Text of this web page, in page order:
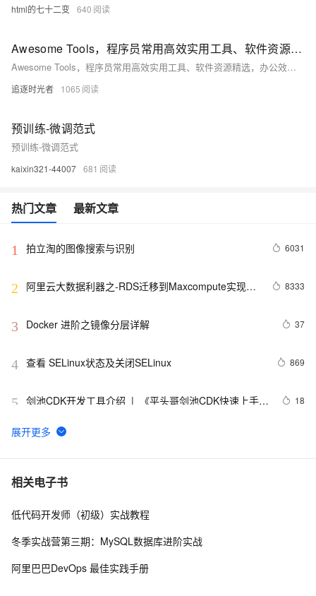
html的七十二变 640
Awesome Tools，程序员常用高效实用工具、软件资源精选，办公效率提升利器！
Awesome Tools，程序员常用高效实用工具、软件资源精选，办公效率提升利器！
追逐时光者 1065
预训练-微调范式
预训练-微调范式
kaixin321-44007 681
热门文章 最新文章
1 拍立淘的图像搜索与识别 6031
2
阿里云大数据利器之-RDS迁移到Maxcompute实现动
8333
3 Docker 进阶之镜像分层详解 37
4 查看 SELinux状态及关闭SELinux 869
5 剑池CDK开发工具介绍  |  《平头哥剑池CDK快速上手指
18
6 WebAssembly 在 MOSN 中的实践 - 基础框架篇
7 userdel使用说明
8 自己看系统的“系统还原”
相关电子书
低代码开发师（初级）实战教程
冬季实战营第三期：MySQL数据库进阶实战
阿里巴巴DevOps 最佳实践手册